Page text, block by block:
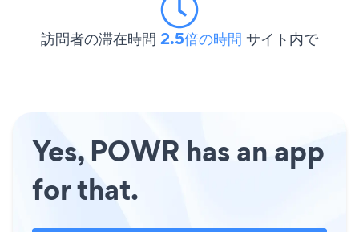
訪問者の滞在時間 2.5倍の時間 サイト内で
Yes, POWR has an app
for that.